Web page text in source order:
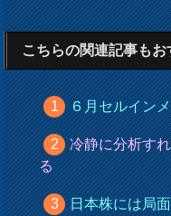
こちらの関連記事も
６月セルイン
冷静に分析す
る
日本株には局